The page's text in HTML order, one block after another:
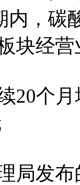
内，
块经
个月
发布